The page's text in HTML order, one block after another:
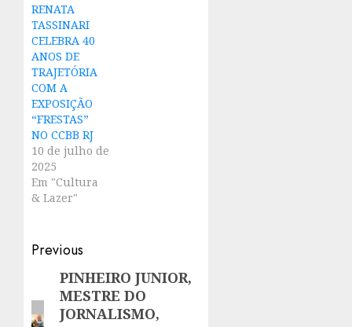
RENATA
TASSINARI
CELEBRA 40
ANOS DE
TRAJETÓRIA
COM A
EXPOSIÇÃO
“FRESTAS”
NO CCBB RJ
10 de julho de
2025
Em "Cultura
& Lazer"
Post
navigation
Previous
Previous
post:
PINHEIRO JUNIOR,
MESTRE DO
JORNALISMO,